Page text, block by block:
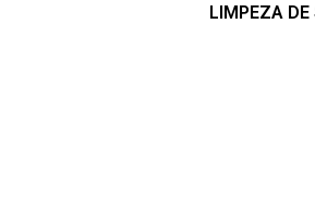
LIMPEZA DE